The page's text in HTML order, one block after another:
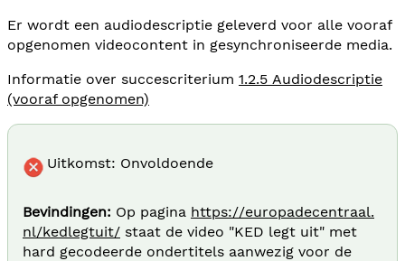
Er wordt een audiodescriptie geleverd voor alle vooraf
opgenomen videocontent in gesynchroniseerde media.
Informatie over succescriterium 1.2.5 Audiodescriptie
(vooraf opgenomen)
Uitkomst: Onvoldoende
Bevindingen: Op pagina https://europadecentraal.
nl/kedlegtuit/ staat de video "KED legt uit" met
hard gecodeerde ondertitels aanwezig voor de